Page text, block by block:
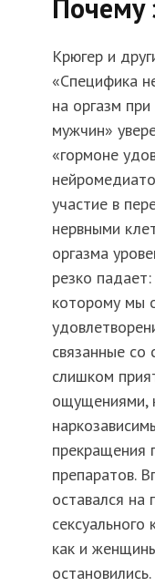
Почему
Крюгер и
«Специфика
на оргазм
мужчин»
«гормоне
участие в
нервными
оргазма
резко
которому мы
связанные
слишком
ощущениями,
прекращения
препаратов.
оставался на
как и
остановились.